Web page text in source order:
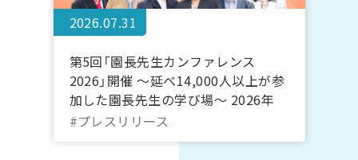
2026.07.31
第5回「園長先生カンファレンス
2026」開催 ～延べ14,000人以上が参
加した園長先生の学び場～ 2026年
10月20日～22日＠オンライン｜コド
#プレスリリース